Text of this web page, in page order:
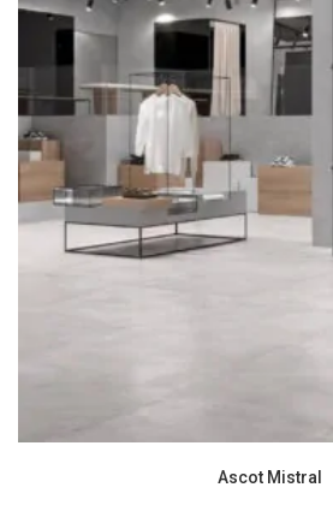
Ascot Mistral